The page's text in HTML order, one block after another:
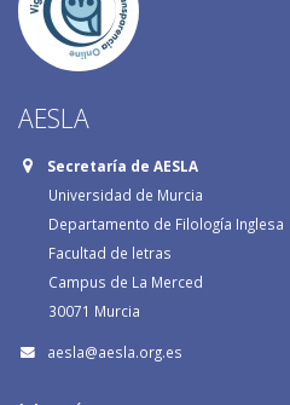
AESLA
Secretaría de AESLA
Universidad de Murcia
Departamento de Filología Inglesa
Facultad de letras
Campus de La Merced
30071 Murcia
aesla@aesla.org.es